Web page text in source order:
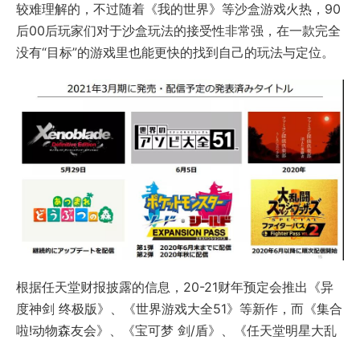
较难理解的，不过随着《我的世界》等沙盒游戏火热，90
后00后玩家们对于沙盒玩法的接受性非常强，在一款完全
没有“目标”的游戏里也能更快的找到自己的玩法与定位。
根据任天堂财报披露的信息，20-21财年预定会推出《异
度神剑 终极版》、《世界游戏大全51》等新作，而《集合
啦!动物森友会》、《宝可梦 剑/盾》、《任天堂明星大乱